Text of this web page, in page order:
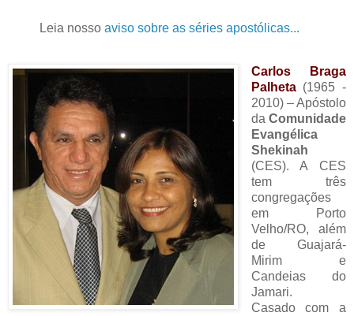
Leia nosso aviso sobre as séries apostólicas...
Carlos Braga
Palheta(1965 -
2010) – Apóstolo
da Comunidade
Evangélica
Shekinah
(CES). A CES
tem três
congregações
em Porto
Velho/RO, além
de Guajará-
Mirim e
Candeias do
Jamari.
Casado com a